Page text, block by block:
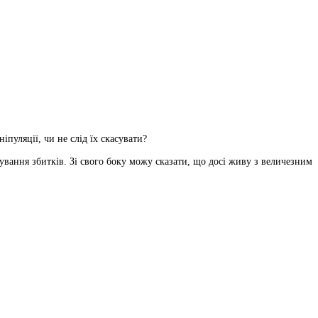
чи не слід їх скасувати?
збитків. Зі свого боку можу сказати, що досі живу з величезним